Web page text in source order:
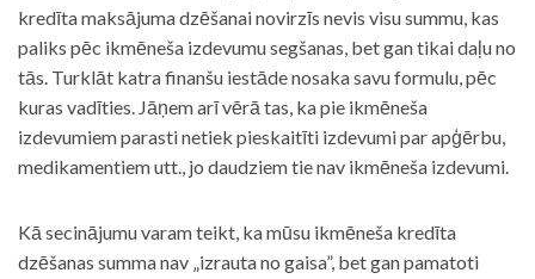
kredīta maksājuma dzēšanai novirzīs nevis visu summu, kas
paliks pēc ikmēneša izdevumu segšanas, bet gan tikai daļu no
tās. Turklāt katra finanšu iestāde nosaka savu formulu, pēc
kuras vadīties. Jāņem arī vērā tas, ka pie ikmēneša
izdevumiem parasti netiek pieskaitīti izdevumi par apģērbu,
medikamentiem utt., jo daudziem tie nav ikmēneša izdevumi.
Kā secinājumu varam teikt, ka mūsu ikmēneša kredīta
dzēšanas summa nav „izrauta no gaisa”, bet gan pamatoti